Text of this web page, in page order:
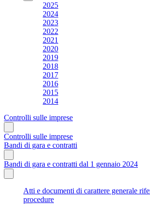
2025
2024
2023
2022
2021
2020
2019
2018
2017
2016
2015
2014
Controlli sulle imprese
Controlli sulle imprese
Bandi di gara e contratti
Bandi di gara e contratti dal 1 gennaio 2024
Atti e documenti di carattere generale
procedure